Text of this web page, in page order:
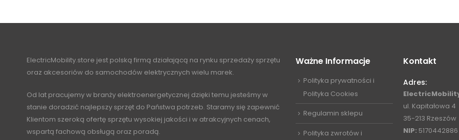
ElectricMobility.store jest polską firmą działającą na rynku sprzedaży sprzętu
oraz akcesoriów do samochodów elektrycznych wielu marek.
Od lat pracujemy w branży elektroenergetycznej dzięki temu jesteśmy w
stanie doradzić najlepszy sprzęt do Państwa potrzeb. Staramy się zapewnić
Klientom szeroką ofertę sprzętu wysokiej jakości i w atrakcyjnych cenach,
wspartą fachową obsługą oraz poradą.
Ważne Informacje
Polityka prywatności i
Polityka Cookies
Regulamin sklepu
Polityka zwrotów i
Kontakt
Adres:
ul. Kapitałowa 4
35-213 Rzeszów
NIP: 5170442886